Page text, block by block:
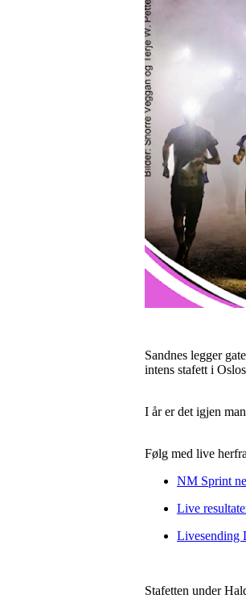
Sandnes legger
intens stafett i
I år er det igjen
Følg med live
NM Sprint
Live
Livesending
Stafetten under